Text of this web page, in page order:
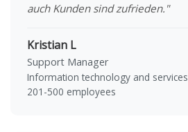
auch Kunden sind zufrieden."
Kristian L
Support Manager
Information technology and services
201-500 employees